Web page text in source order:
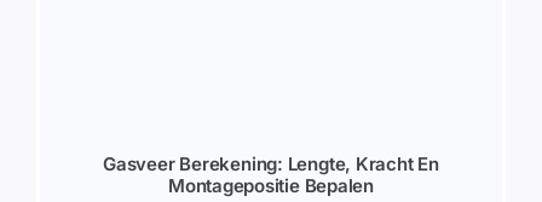
Gasveer Berekening: Lengte, Kracht En
Montagepositie Bepalen